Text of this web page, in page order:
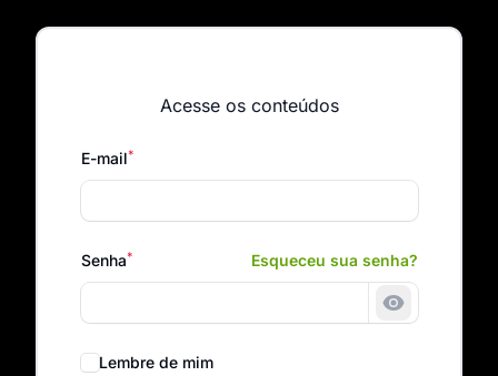
Acesse os conteúdos
E-mail*
Senha* Esqueceu sua senha?
Mostrar
Lembre de mim